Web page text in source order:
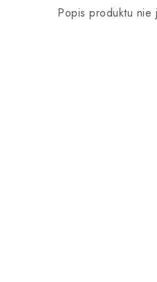
Popis produktu nie